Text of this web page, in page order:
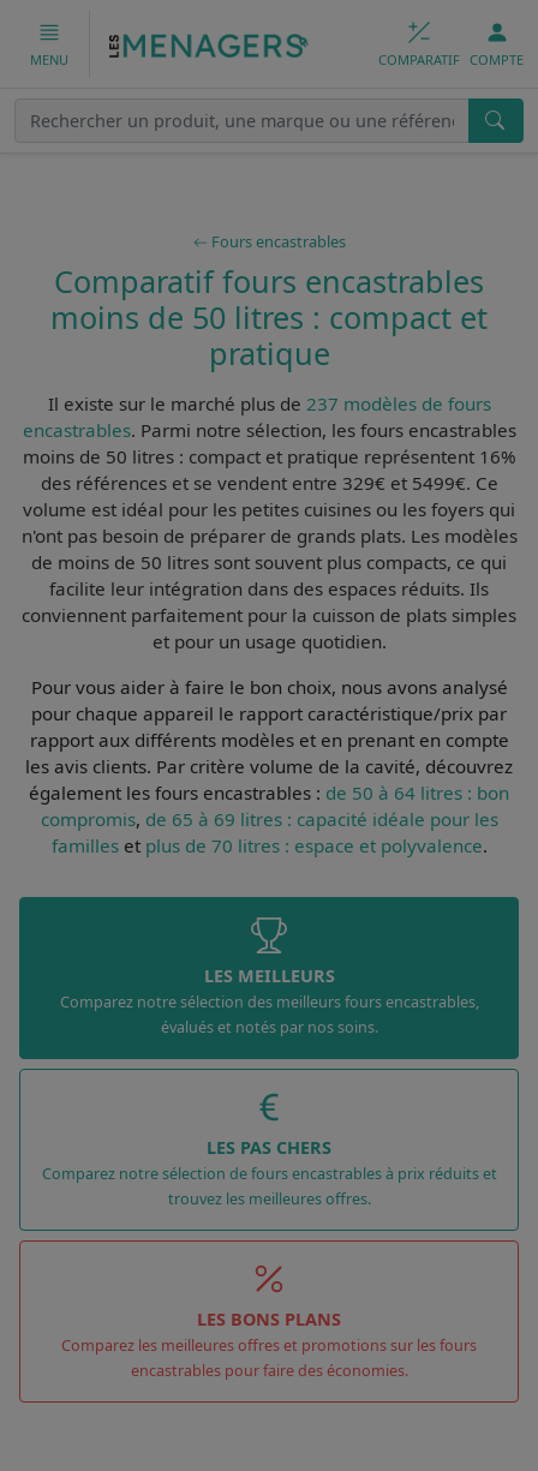
MENU COMPARATIF COMPTE
Fours encastrables
Comparatif fours encastrables
moins de 50 litres : compact et
pratique
Il existe sur le marché plus de 237 modèles de fours
encastrables. Parmi notre sélection, les fours encastrables
moins de 50 litres : compact et pratique représentent 16%
des références et se vendent entre 329€ et 5499€. Ce
volume est idéal pour les petites cuisines ou les foyers qui
n'ont pas besoin de préparer de grands plats. Les modèles
de moins de 50 litres sont souvent plus compacts, ce qui
facilite leur intégration dans des espaces réduits. Ils
conviennent parfaitement pour la cuisson de plats simples
et pour un usage quotidien.
Pour vous aider à faire le bon choix, nous avons analysé
pour chaque appareil le rapport caractéristique/prix par
rapport aux différents modèles et en prenant en compte
les avis clients. Par critère volume de la cavité, découvrez
également les fours encastrables : de 50 à 64 litres : bon
compromis, de 65 à 69 litres : capacité idéale pour les
familleset plus de 70 litres : espace et polyvalence.
LES MEILLEURS
Comparez notre sélection des meilleurs fours encastrables,
évalués et notés par nos soins.
LES PAS CHERS
Comparez notre sélection de fours encastrables à prix réduits et
trouvez les meilleures offres.
LES BONS PLANS
Comparez les meilleures offres et promotions sur les fours
encastrables pour faire des économies.